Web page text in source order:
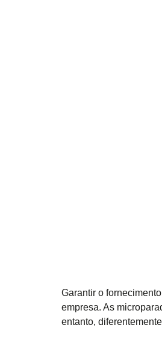
Garantir o
empresa. As
entanto,